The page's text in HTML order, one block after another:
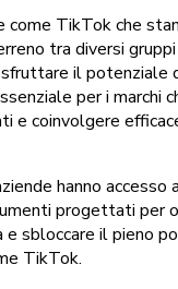
come TikTok che
tra diversi
il potenziale
per i marchi
e coinvolgere
hanno accesso
progettati per
e sbloccare il pieno
TikTok.